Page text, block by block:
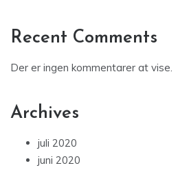
Recent Comments
Der er ingen kommentarer at vise.
Archives
juli 2020
juni 2020